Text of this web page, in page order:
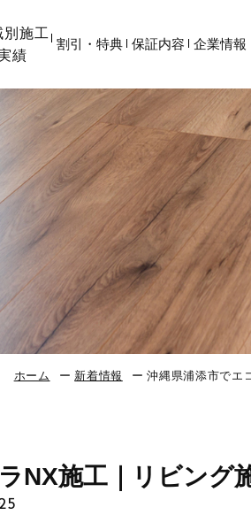
別施工
績
割引・特典 保証内容 企業情報
ホーム 新着情報 沖縄県浦添市でエ
NX施工｜リビング